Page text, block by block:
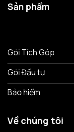
Sản phẩm
Gói Tích Góp
Gói Đầu tư
Bảo hiểm
Về chúng tôi